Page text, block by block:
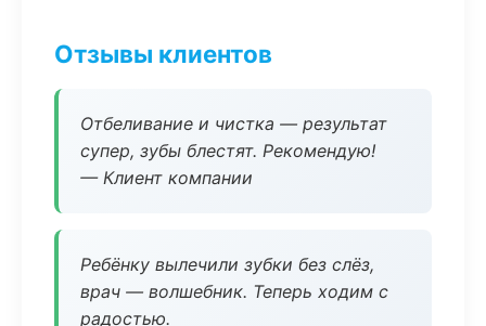
Отзывы клиентов
Отбеливание и чистка — результат
супер, зубы блестят. Рекомендую!
— Клиент компании
Ребёнку вылечили зубки без слёз,
врач — волшебник. Теперь ходим с
радостью.